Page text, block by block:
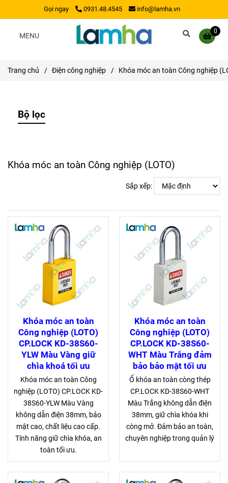
Gọi ngay 0931.48.4545 info@lamha.vn
0
MENU
Trang chủ / Điện công nghiệp / Khóa móc an toàn Công nghiệp
Bộ lọc
Khóa móc an toàn Công nghiệp (LOTO)
Sắp xếp:
Khóa móc an toàn
Công nghiệp (LOTO)
CP.LOCK KD-38S60-
YLW Màu Vàng giữ
chìa khoá tối ưu
Khóa móc an toàn Công
nghiệp (LOTO) CP.LOCK KD-
38S60-YLW Màu Vàng
không dẫn điện 38mm, bảo
mật cao, chất liệu cao cấp.
Tính năng giữ chìa khóa, an
toàn tối ưu.
Khóa móc an toàn
Công nghiệp (LOTO)
CP.LOCK KD-38S60-
WHT Màu Trắng đảm
bảo bảo mật tối ưu
Ổ khóa an toàn còng thép
CP.LOCK KD-38S60-WHT
Màu Trắng không dẫn điện
38mm, giữ chìa khóa khi
còng mở. Đảm bảo an toàn,
chuyên nghiệp trong quản lý